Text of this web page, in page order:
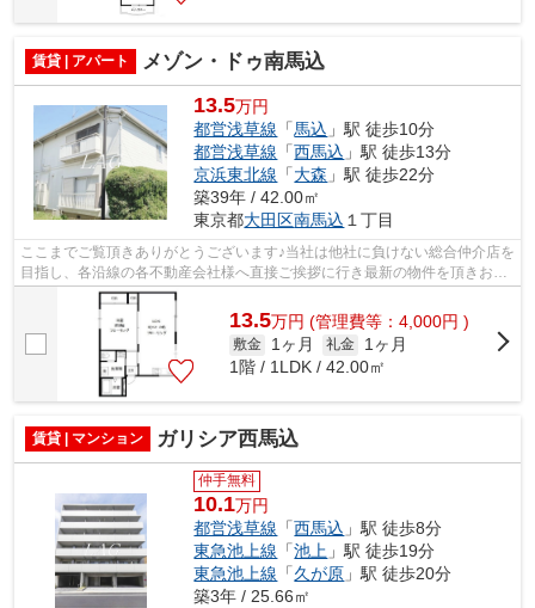
賃貸 | アパート メゾン・ドゥ南馬込
13.5万円
都営浅草線 「馬込 」駅 徒歩10分
都営浅草線 「西馬込 」駅 徒歩13分
京浜東北線 「大森 」駅 徒歩22分
築39年 / 42.00㎡
東京都大田区南馬込 １丁目
ここまでご覧頂きありがとうございます♪当社は他社に負けない総合仲介店を
目指し、各沿線の各不動産会社様へ直接ご挨拶に行き最新の物件を頂きお客
様へ提供しております！最新の情報は...
13.5万円 (管理費等：4,000円 )
敷金 1ヶ月 礼金
1ヶ月
1階 / 1LDK / 42.00㎡
賃貸 | マンション ガリシア西馬込
仲手無料
10.1万円
都営浅草線 「西馬込 」駅 徒歩8分
東急池上線 「池上 」駅 徒歩19分
東急池上線 「久が原 」駅 徒歩20分
築3年 / 25.66㎡